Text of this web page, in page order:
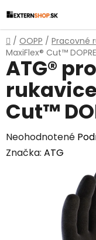
na
obsah
Domov
/ OOPP / Pracovné
MaxiFlex® Cut™
ATG®
Cut™
Priemerné
hodnotenie
Neohodnotené
Značka: ATG